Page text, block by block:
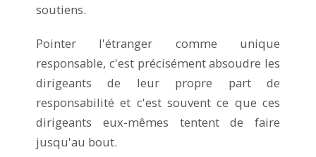
soutiens.
Pointer l'étranger comme unique
responsable, c'est précisément absoudre les
dirigeants de leur propre part de
responsabilité et c'est souvent ce que ces
dirigeants eux-mêmes tentent de faire
jusqu'au bout.